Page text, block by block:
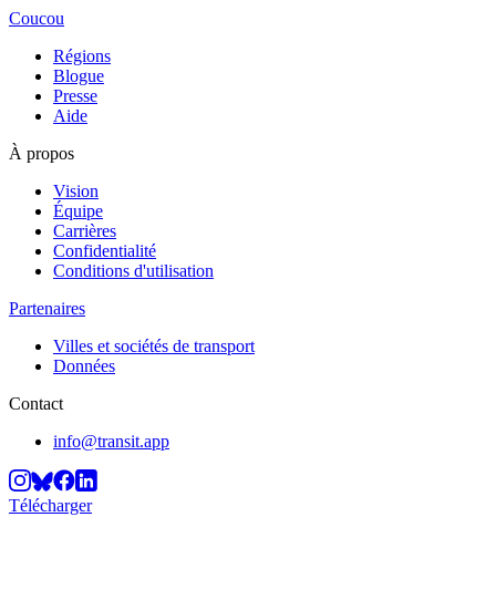
Coucou
Régions
Blogue
Presse
Aide
À propos
Vision
Équipe
Carrières
Confidentialité
Conditions d'utilisation
Partenaires
Villes et sociétés de transport
Données
Contact
info@transit.app
Télécharger